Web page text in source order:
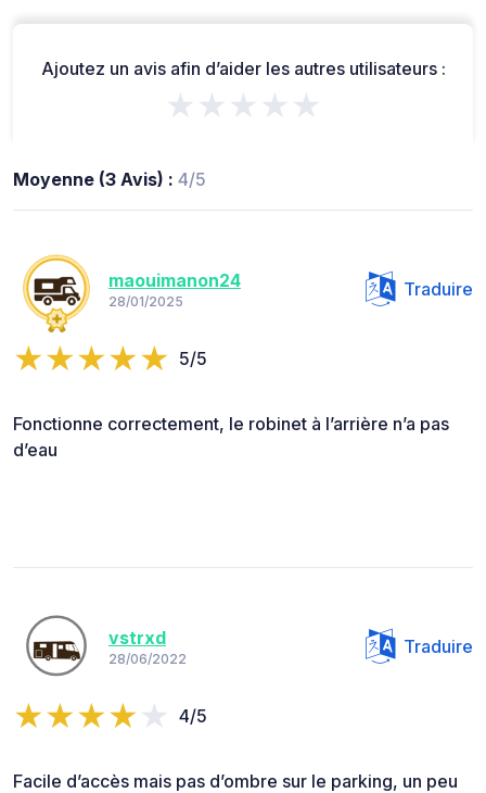
Ajoutez un avis afin d’aider les autres utilisateurs :
★★★★★
Moyenne (3 Avis) : 4/5
maouimanon24
28/01/2025
Traduire
5/5
Fonctionne correctement, le robinet à l’arrière n’a pas
d’eau
vstrxd
28/06/2022
Traduire
4/5
Facile d’accès mais pas d’ombre sur le parking, un peu